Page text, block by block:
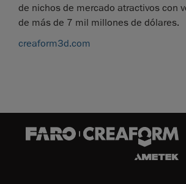
de nichos de mercado atractivos con
de más de 7 mil millones de dólares.
creaform3d.com